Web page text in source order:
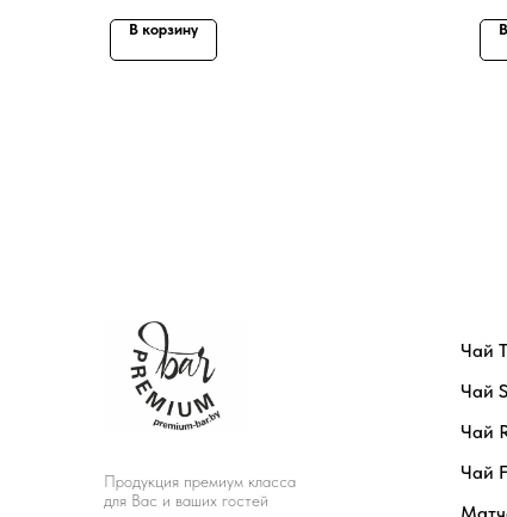
В корзину
Продукция премиум класса
для Вас и ваших гостей
Чай
Чай
Чай
Чай